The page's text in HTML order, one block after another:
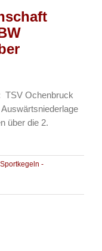
TSV Ochenbruck
über die 2.
Sportkegeln -